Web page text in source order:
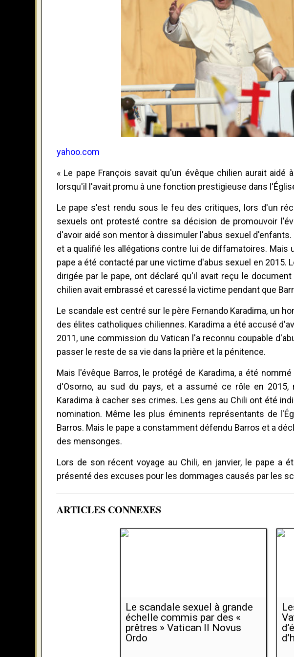
yahoo.com
« Le pape François savait qu'un évêque chilien aurait
lorsqu'il l'avait promu à une fonction prestigieuse dans
Le pape s'est rendu sous le feu des critiques, lors d'un
sexuels ont protesté contre sa décision de promouvoir
d'avoir aidé son mentor à dissimuler l'abus sexuel
et a qualifié les allégations contre lui de diffamatoires. Mais
pape a été contacté par une victime d'abus sexuel en
dirigée par le pape, ont déclaré qu'il avait reçu le
chilien avait embrassé et caressé la victime pendant que
Le scandale est centré sur le père Fernando Karadima, un
des élites catholiques chiliennes. Karadima a été accusé
2011, une commission du Vatican l'a reconnu coupable
passer le reste de sa vie dans la prière et la pénitence.
Mais l'évêque Barros, le protégé de Karadima, a été
d'Osorno, au sud du pays, et a assumé ce rôle en
Karadima à cacher ses crimes. Les gens au Chili ont été
nomination. Même les plus éminents représentants de
Barros. Mais le pape a constamment défendu Barros et a
des mensonges.
Lors de son récent voyage au Chili, en janvier, le pape a
présenté des excuses pour les dommages causés par les
ARTICLES CONNEXES
Le scandale sexuel à grande
échelle commis par des «
prêtres » Vatican II Novus
Ordo